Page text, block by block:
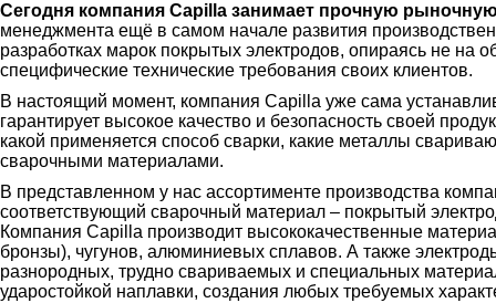
Сегодня компания Capilla занимает прочную
менеджмента ещё в самом начале развития
разработках марок покрытых электродов, опираясь не на
специфические технические требования своих клиентов.
В настоящий момент, компания Capilla уже сама
гарантирует высокое качество и безопасность своей
какой применяется способ сварки, какие металлы
сварочными материалами.
В представленном у нас ассортименте производства
соответствующий сварочный материал – покрытый
Компания Capilla производит высококачественные
бронзы), чугунов, алюминиевых сплавов. А также
разнородных, трудно свариваемых и специальных
ударостойкой наплавки, создания любых требуемых